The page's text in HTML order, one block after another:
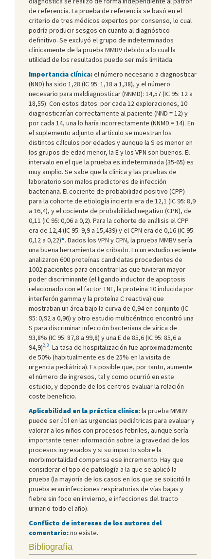
de referencia. La prueba de referencia se basó en el
criterio de tres médicos expertos por consenso, lo cual
podría producir sesgos en cuanto al diagnóstico
definitivo. Se excluyó el grupo de indeterminados
clínicamente de la prueba MMBV debido a lo cual la
utilidad de los resultados puede ser más limitada.
Importancia clínica:el número necesario a diagnosticar
(NND) ha sido 1,28 (IC 95: 1,18 a 1,38), y el número
necesario para maldiagnosticar (NNMD): 14,57 (IC 95: 12 a
18,55). Con estos datos: por cada 12 exploraciones, 10
diagnosticarían correctamente al paciente (NND = 12) y
por cada 14, una lo haría incorrectamente (NNMD = 14). En
el suplemento adjunto al artículo se muestran los
distintos cálculos por edades y aunque la S es menor en
los grupos de edad menor, la E y los VPN son buenos. El
intervalo en el que la prueba es indeterminada (35-65) es
muy amplio. Se sabe que la clínica y las pruebas de
laboratorio son malos predictores de infección
bacteriana. El cociente de probabilidad positivo (CPP)
para la cohorte de etiología incierta era de 12,1 (IC 95: 8,9
a 16,4), y el cociente de probabilidad negativo (CPN), de
0,11 (IC 95: 0,06 a 0,2). Para la cohorte de análisis el CPP
era de 12,4 (IC 95: 9,9 a 15,439) y el CPN era de 0,16 (IC 95:
0,12 a 0,22)*. Dados los VPN y CPN, la prueba MMBV sería
una buena herramienta de cribado. En un estudio reciente
analizaron 600 proteínas candidatas procedentes de
1002 pacientes para encontrar las que tuvieran mayor
poder discriminante (el ligando inductor de apoptosis
relacionado con el factor TNF, la proteína 10 inducida por
interferón gamma y la proteína C reactiva) que
mostraban un área bajo la curva de 0,94 en conjunto (IC
95: 0,92 a 0,96) y otro estudio multicéntrico encontró una
S para discriminar infección bacteriana de vírica de
93,8% (IC 95: 87,8 a 99,8) y una E de 85,6 (IC 95: 85,6 a
94,9)2,3. La tasa de hospitalización fue aproximadamente
de 50% (habitualmente es de 25% en la visita de
urgencia pediátrica). Es posible que, por tanto, aumente
el número de ingresos, tal y como ocurrió en este
estudio, y depende de los centros evaluar la relación
coste beneficio.
Aplicabilidad en la práctica clínica:la prueba MMBV
puede ser útil en las urgencias pediátricas para evaluar y
valorar a los niños con procesos febriles, aunque sería
importante tener información sobre la gravedad de los
procesos ingresados y si su impacto sobre la
morbimortalidad compensa ese incremento. Hay que
considerar el tipo de patología a la que se aplicó la
prueba (la mayoría de los casos en los que se solicitó la
prueba eran infecciones respiratorias de vías bajas y
fiebre sin foco en invierno, e infecciones del tracto
urinario todo el año).
Conflicto de intereses de los autores del
comentario:no existe.
Bibliografía